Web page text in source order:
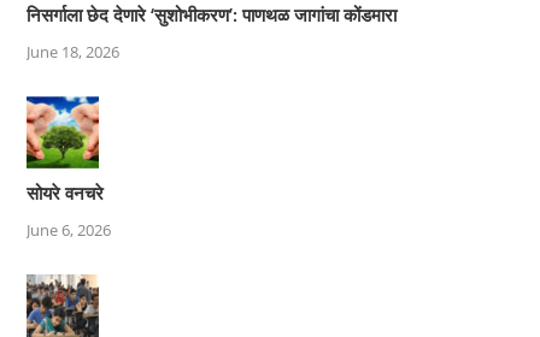
निसर्गाला छेद देणारे ‘सुशोभीकरण’: पाणथळ जागांचा कोंडमारा
June 18, 2026
सोयरे वनचरे
June 6, 2026